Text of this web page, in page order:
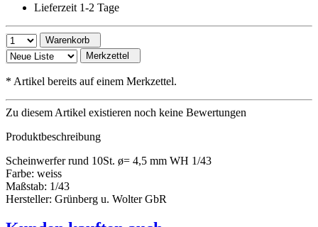
Lieferzeit 1-2 Tage
Warenkorb
Merkzettel
* Artikel bereits auf einem Merkzettel.
Zu diesem Artikel existieren noch keine Bewertungen
Produktbeschreibung
Scheinwerfer rund 10St. ø= 4,5 mm WH 1/43
Farbe: weiss
Maßstab: 1/43
Hersteller: Grünberg u. Wolter GbR